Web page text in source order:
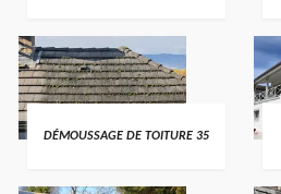
DÉMOUSSAGE DE TOITURE 35